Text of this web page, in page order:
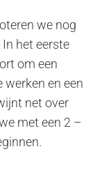
we nog
het eerste
om een
en een
net over
met een 2 –